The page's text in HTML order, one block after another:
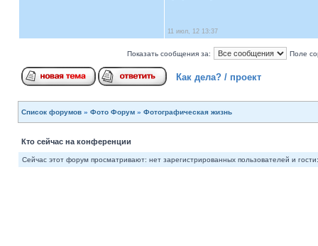
11 июл, 12 13:37
Показать сообщения за: Поле
Как дела? / проект
Список форумов » Фото Форум » Фотографическая жизнь
Кто сейчас на конференции
Сейчас этот форум просматривают: нет зарегистрированных пользователей и